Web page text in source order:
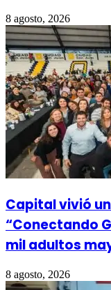
8 agosto, 2026
Capital vivió
“Conectando
mil adultos
8 agosto, 2026